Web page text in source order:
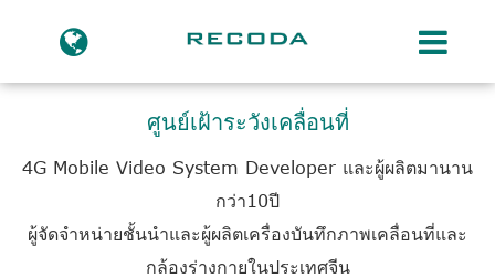
ศูนย์เฝ้าระวังเคลื่อนที่
4G Mobile Video System Developer และผู้ผลิตมานาน
กว่า10ปี
ผู้จัดจำหน่ายชั้นนำและผู้ผลิตเครื่องบันทึกภาพเคลื่อนที่และ
กล้องร่างกายในประเทศจีน